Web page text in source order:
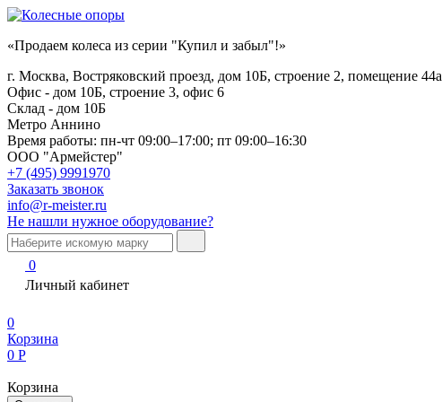
«Продаем колеса из серии "Купил и забыл"!»
г. Москва, Востряковский проезд, дом 10Б, строение 2, помещение 44а
Офис - дом 10Б, строение 3, офис 6
Склад - дом 10Б
Метро Аннино
Время работы: пн-чт 09:00–17:00; пт 09:00–16:30
ООО "Армейстер"
+7 (495) 9991970
Заказать звонок
info@r-meister.ru
Не нашли нужное оборудование?
0
Личный кабинет
0
Корзина
0 Р
Корзина